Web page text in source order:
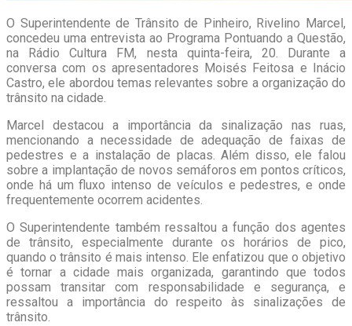
O Superintendente de Trânsito de Pinheiro, Rivelino Marcel,
concedeu uma entrevista ao Programa Pontuando a Questão,
na Rádio Cultura FM, nesta quinta-feira, 20. Durante a
conversa com os apresentadores Moisés Feitosa e Inácio
Castro, ele abordou temas relevantes sobre a organização do
trânsito na cidade.
Marcel destacou a importância da sinalização nas ruas,
mencionando a necessidade de adequação de faixas de
pedestres e a instalação de placas. Além disso, ele falou
sobre a implantação de novos semáforos em pontos críticos,
onde há um fluxo intenso de veículos e pedestres, e onde
frequentemente ocorrem acidentes.
O Superintendente também ressaltou a função dos agentes
de trânsito, especialmente durante os horários de pico,
quando o trânsito é mais intenso. Ele enfatizou que o objetivo
é tornar a cidade mais organizada, garantindo que todos
possam transitar com responsabilidade e segurança, e
ressaltou a importância do respeito às sinalizações de
trânsito.